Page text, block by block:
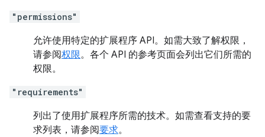
"permissions"
允许使用特定的扩展程序 API。如需大致了解权限，
请参阅权限。各个 API 的参考页面会列出它们所需的
权限。
"requirements"
列出了使用扩展程序所需的技术。如需查看支持的要
求列表，请参阅要求。